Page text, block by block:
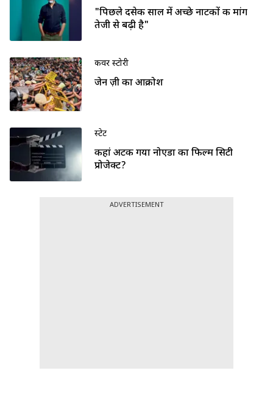
"पिछले दसेक साल में अच्छे नाटकों की मांग
तेजी से बढ़ी है"
कवर स्टोरी
जेन ज़ी का आक्रोश
स्टेट
कहां अटक गया नोएडा का फिल्म सिटी
प्रोजेक्ट?
ADVERTISEMENT